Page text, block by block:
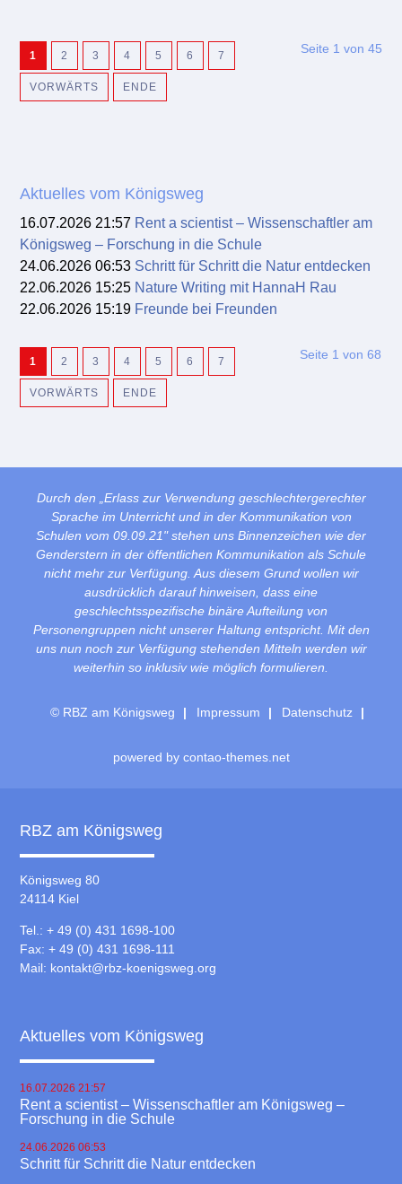
Seite 1 von 45
1 2 3 4 5 6 7
VORWÄRTS ENDE
Aktuelles vom Königsweg
16.07.2026 21:57 Rent a scientist – Wissenschaftler am
Königsweg – Forschung in die Schule
24.06.2026 06:53 Schritt für Schritt die Natur entdecken
22.06.2026 15:25 Nature Writing mit HannaH Rau
22.06.2026 15:19 Freunde bei Freunden
Seite 1 von 68
1 2 3 4 5 6 7
VORWÄRTS ENDE
Durch den „Erlass zur Verwendung geschlechtergerechter
Sprache im Unterricht und in der Kommunikation von
Schulen vom 09.09.21" stehen uns Binnenzeichen wie der
Genderstern in der öffentlichen Kommunikation als Schule
nicht mehr zur Verfügung. Aus diesem Grund wollen wir
ausdrücklich darauf hinweisen, dass eine
geschlechtsspezifische binäre Aufteilung von
Personengruppen nicht unserer Haltung entspricht. Mit den
uns nun noch zur Verfügung stehenden Mitteln werden wir
weiterhin so inklusiv wie möglich formulieren.
© RBZ am Königsweg Impressum Datenschutz
powered by contao-themes.net
RBZ am Königsweg
Königsweg 80
24114 Kiel
Tel.: + 49 (0) 431 1698-100
Fax: + 49 (0) 431 1698-111
Mail: kontakt@rbz-koenigsweg.org
Aktuelles vom Königsweg
16.07.2026 21:57
Rent a scientist – Wissenschaftler am Königsweg –
Forschung in die Schule
24.06.2026 06:53
Schritt für Schritt die Natur entdecken